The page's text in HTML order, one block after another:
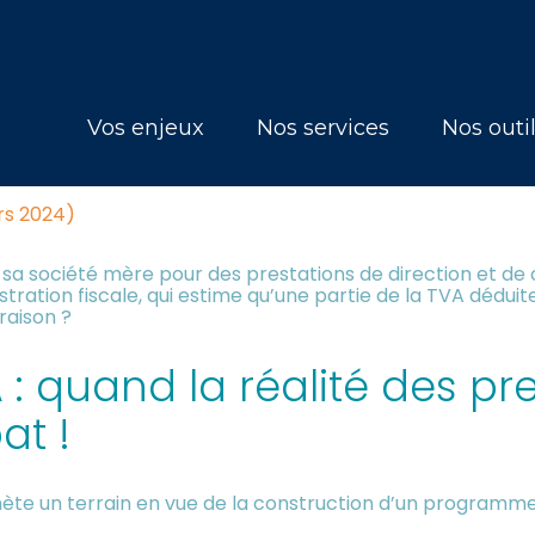
Vos enjeux Nos services Nos
2 FOIS QU’UNE ?
2024)
sa société mère pour des prestations de direction et
fiscale, qui estime qu’une partie de la TVA
?
: quand la réalité des
!
un terrain en vue de la construction d’un